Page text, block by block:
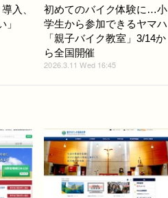
入、
初めてのバイク体験に…小
学生から参加できるヤマハ
「親子バイク教室」3/14か
ら全国開催
2026.3.11 Wed 16:45